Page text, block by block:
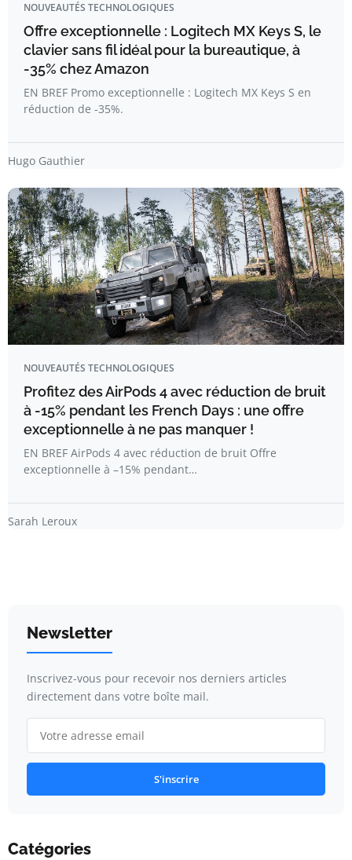
NOUVEAUTÉS TECHNOLOGIQUES
Offre exceptionnelle : Logitech MX Keys S, le
clavier sans fil idéal pour la bureautique, à
-35% chez Amazon
EN BREF Promo exceptionnelle : Logitech MX Keys S en
réduction de -35%.
Hugo Gauthier
NOUVEAUTÉS TECHNOLOGIQUES
Profitez des AirPods 4 avec réduction de bruit
à -15% pendant les French Days : une offre
exceptionnelle à ne pas manquer !
EN BREF AirPods 4 avec réduction de bruit Offre
exceptionnelle à –15% pendant…
Sarah Leroux
Newsletter
Inscrivez-vous pour recevoir nos derniers articles
directement dans votre boîte mail.
S'inscrire
Catégories